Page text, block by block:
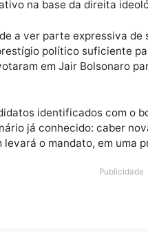
penetração junto
e Adailton
a ver parte
prestígio político